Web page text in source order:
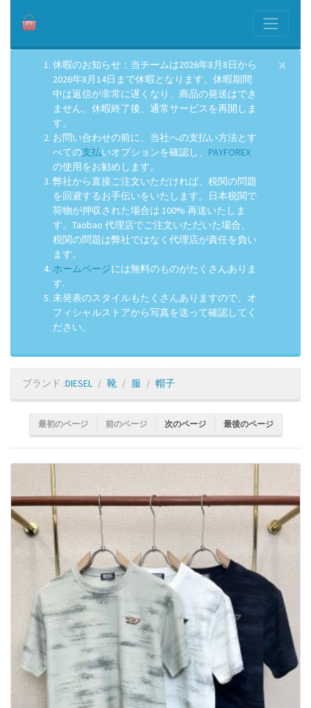
休暇のお知らせ：当チームは2026年8月8日から
2026年8月14日まで休暇となります。休暇期間
中は返信が非常に遅くなり、商品の発送はでき
ません。休暇終了後、通常サービスを再開しま
す。
お問い合わせの前に、当社への支払い方法とす
べての支払いオプションを確認し、 PAYFOREX
の使用をお勧めします。
弊社から直接ご注文いただければ、税関の問題
を回避するお手伝いをいたします。日本税関で
荷物が押収された場合は 100% 再送いたしま
す。Taobao 代理店でご注文いただいた場合、
税関の問題は弊社ではなく代理店が責任を負い
ます。
ホームページには無料のものがたくさんありま
す.
未発表のスタイルもたくさんありますので、オ
フィシャルストアから写真を送って確認してく
ださい。
×
ブランド :DIESEL 靴 服 帽子
最初のページ 前のページ 次のページ 最後のページ